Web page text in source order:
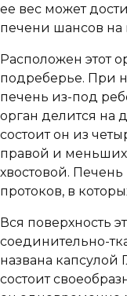
ее вес может
печени шансов на
Расположен этот
подреберье. При
печень из-под
орган делится на
состоит он из
правой и меньших
хвостовой.
протоков, в
Вся поверхность
соединительно-
названа капсулой
состоит